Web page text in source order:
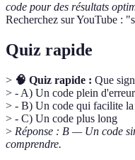
code pour des résultats
Recherchez sur YouTube :
Quiz rapide
> 🧠 Quiz rapide : Que
> - A) Un code plein
> - B) Un code qui facilite la
> - C) Un code plus long
> Réponse : B — Un code
comprendre.